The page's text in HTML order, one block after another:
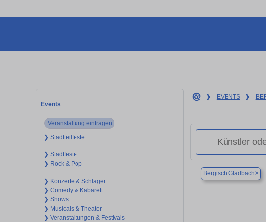
Events
Veranstaltung eintragen
❯ Stadtteilfeste
❯ Stadtfeste
❯ Rock & Pop
❯ Konzerte & Schlager
❯ Comedy & Kabarett
❯ Shows
❯ Musicals & Theater
❯ Veranstaltungen & Festivals
❯ EVENTS ❯
Bergisch Gladbach×